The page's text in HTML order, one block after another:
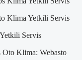
Klima Yetkili Servis
Servis
Oto Klima: Webasto